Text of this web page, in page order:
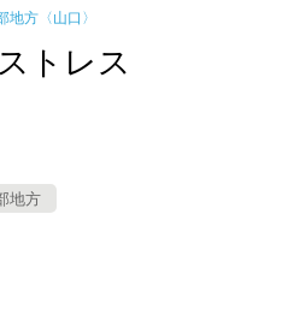
地方〈山口〉
トレス
地方